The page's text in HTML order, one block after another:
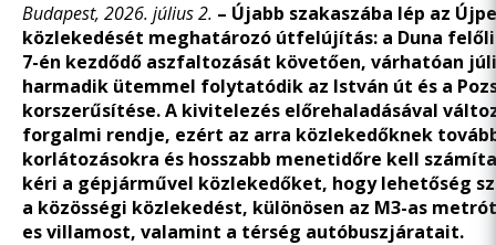
Budapest, 2026. július 2. – Újabb szakaszába lép az
közlekedését meghatározó útfelújítás: a Duna
7-én kezdődő aszfaltozását követően, várhatóan
harmadik ütemmel folytatódik az István út és a
korszerűsítése. A kivitelezés előrehaladásával
forgalmi rendje, ezért az arra közlekedőknek
korlátozásokra és hosszabb menetidőre kell
kéri a gépjárművel közlekedőket, hogy lehetőség
a közösségi közlekedést, különösen az M3-as
es villamost, valamint a térség autóbuszjáratait.